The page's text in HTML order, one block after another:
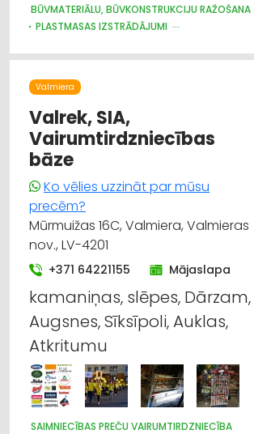
BŪVMATERIĀLU, BŪVKONSTRUKCIJU RAŽOŠANA
PLASTMASAS IZSTRĀDĀJUMI
Valmiera
Valrek, SIA,
Vairumtirdzniecības
bāze
Ko vēlies uzzināt par mūsu
precēm?
Mūrmuižas 16C, Valmiera, Valmieras
nov., LV-4201
+371 64221155 Mājaslapa
kamaniņas, slēpes, Dārzam,
Augsnes, Sīksīpoli, Auklas,
Atkritumu
SAIMNIECĪBAS PREČU VAIRUMTIRDZNIECĪBA